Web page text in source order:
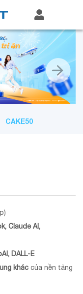
CAKE50
Claude AI,
DALL-E
khác của nền tảng